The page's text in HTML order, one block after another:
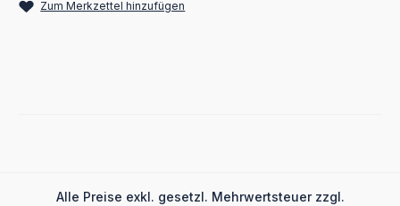
Zum Merkzettel hinzufügen
Alle Preise exkl. gesetzl. Mehrwertsteuer zzgl.